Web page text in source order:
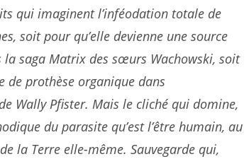
qui imaginent l’inféodation totale de
soit pour qu’elle devienne une source
la sagaMatrix des sœurs Wachowski, soit
de prothèse organique dans
Wally Pfister. Mais le cliché qui domine,
du parasite qu’est l’être humain, au
la Terre elle-même. Sauvegarde qui,